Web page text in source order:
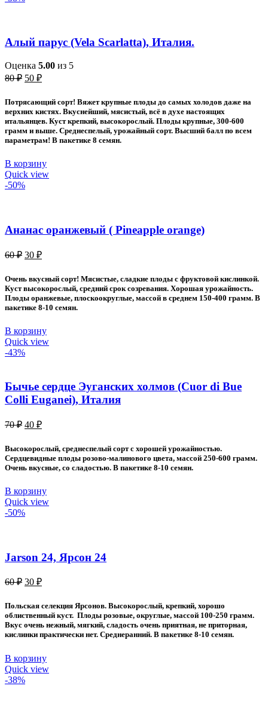
Алый парус (Vela Scarlatta), Италия.
Оценка 5.00 из 5
80₽ Первоначальная
составляла
80 ₽.
50 ₽Текущая
50 ₽.
Потрясающий сорт! Вяжет крупные плоды до самых холодов даже на
верхних кистях. Вкуснейший, мясистый, всё в духе настоящих
итальянцев. Куст крепкий, высокорослый. Плоды крупные, 300-600
грамм и выше. Среднеспелый, урожайный сорт. Высший балл по всем
параметрам! В пакетике 8 семян.
В корзину
Quick view
-50%
Ананас оранжевый ( Pineapple orange)
60₽ Первоначальная
составляла
60 ₽.
30 ₽Текущая
30 ₽.
Очень вкусный сорт! Мясистые, сладкие плоды с фруктовой кислинкой.
Куст высокорослый, средний срок созревания. Хорошая урожайность.
Плоды оранжевые, плоскоокруглые, массой в среднем 150-400 грамм. В
пакетике 8-10 семян.
В корзину
Quick view
-43%
Бычье сердце Эуганских холмов (Cuor di Bue
Colli Euganei), Италия
70₽ Первоначальная
составляла
70 ₽.
40 ₽Текущая
40 ₽.
Высокорослый, среднеспелый сорт с хорошей урожайностью.
Сердцевидные плоды розово-малинового цвета, массой 250-600 грамм.
Очень вкусные, со сладостью. В пакетике 8-10 семян.
В корзину
Quick view
-50%
Jarson 24, Ярсон 24
60₽ Первоначальная
60 ₽.
30 ₽Текущая
30 ₽.
Польская селекция Ярсонов. Высокорослый, крепкий, хорошо
облиственный куст. Плоды розовые, округлые, массой 100-250 грамм.
Вкус очень нежный, мягкий, сладость очень приятная, не приторная,
кислинки практически нет. Среднеранний. В пакетике 8-10 семян.
В корзину
Quick view
-38%